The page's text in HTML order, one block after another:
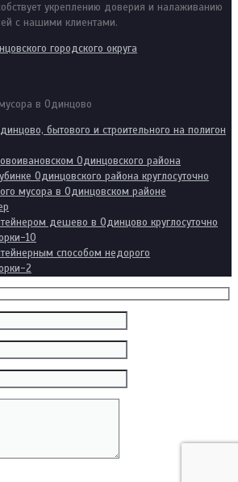
укреплению доверия и налаживанию
с нашими клиентами.
городского округа
в Одинцово
бытового и строительного на полигон
Одинцовского района
Одинцовского района круглосуточно
мусора в Одинцовском районе
дешево в Одинцово круглосуточно
10
способом недорого
2